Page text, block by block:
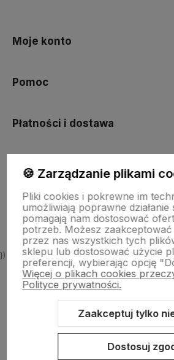
Moje konto
Pomoc
Płatności i dostawa
O nas
})
Sklep internetowy Shoper.pl Szablon
GrowCommerce
🍪 Zarządzanie plikami
Pliki cookies i pokrewne im
umożliwiają poprawne działanie
pomagają nam dostosować
potrzeb. Możesz
przez nas wszystkich tych
sklepu lub dostosować użycie
preferencji, wybierając opcję
Więcej o plikach cookies
Polityce prywatności.
Zaakceptuj tylko
Dostosuj